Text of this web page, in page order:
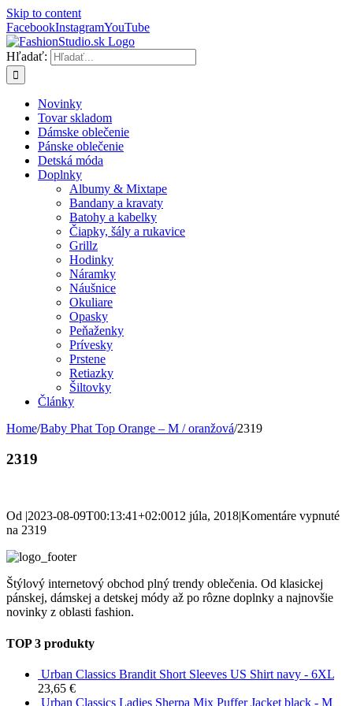
Skip to content
FacebookInstagramYouTube
Hľadať:
Novinky
Tovar skladom
Dámske oblečenie
Pánske oblečenie
Detská móda
Doplnky
Albumy & Mixtape
Bandany a kravaty
Batohy a kabelky
Čiapky, šály a rukavice
Grillz
Hodinky
Náramky
Náušnice
Okuliare
Opasky
Peňaženky
Prívesky
Prstene
Retiazky
Šiltovky
Články
Home/Baby Phat Top Orange – M / oranžová/2319
2319
Od |2023-08-09T00:13:41+02:0012 júla, 2018|Komentáre vypnuté
na 2319
Štýlový internetový obchod plný trendy oblečenia. Od klasickej
pánskej, dámskej a detskej módy až po rôzne doplnky a najnovšie
novinky z oblasti fashion.
TOP 3 produkty
Urban Classics Brandit Short Sleeves US Shirt navy - 6XL
23,65 €
Urban Classics Ladies Sherpa Mix Puffer Jacket black - M